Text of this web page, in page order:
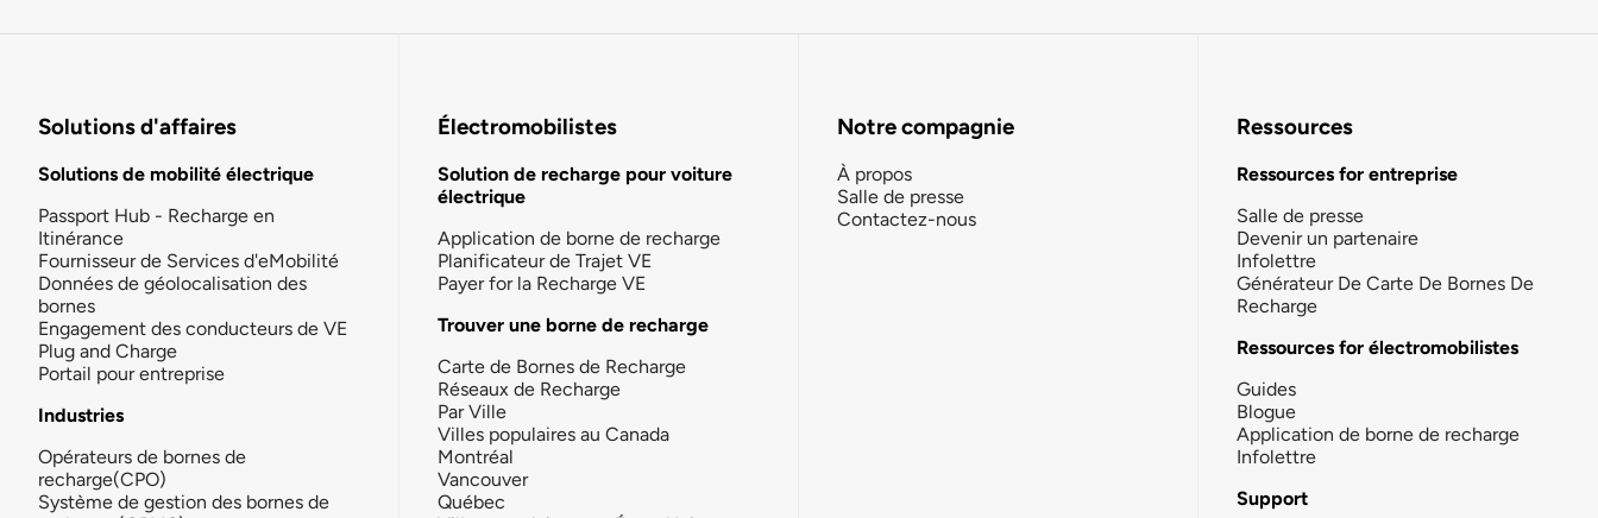
Solutions d'affaires
Solutions de mobilité électrique
Passport Hub - Recharge en
Itinérance
Fournisseur de Services d'eMobilité
Données de géolocalisation des
bornes
Engagement des conducteurs de VE
Plug and Charge
Portail pour entreprise
Industries
Opérateurs de bornes de
recharge(CPO)
Système de gestion des bornes de
Électromobilistes
Solution de recharge pour voiture
électrique
Application de borne de recharge
Planificateur de Trajet VE
Payer for la Recharge VE
Trouver une borne de recharge
Carte de Bornes de Recharge
Réseaux de Recharge
Par Ville
Villes populaires au Canada
Montréal
Vancouver
Québec
Notre compagnie
À propos
Salle de presse
Contactez-nous
Ressources
Ressources for entreprise
Salle de presse
Devenir un partenaire
Infolettre
Générateur De Carte De Bornes De
Recharge
Ressources for électromobilistes
Guides
Blogue
Application de borne de recharge
Infolettre
Support